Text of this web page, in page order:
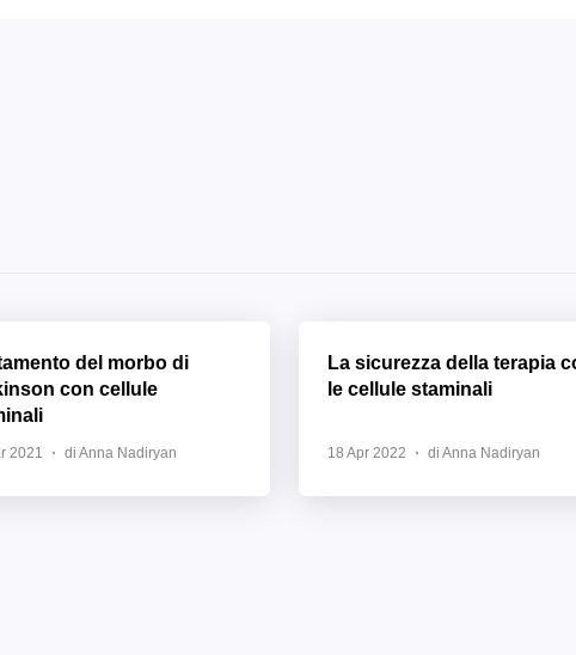
del morbo di
con cellule
2021 di Anna Nadiryan
La sicurezza della terapia
le cellule staminali
18 Apr 2022 di Anna Nadiryan